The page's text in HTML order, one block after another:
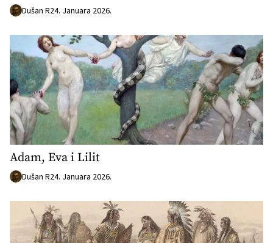
Dušan R24. Januara 2026.
Adam, Eva i Lilit
Dušan R24. Januara 2026.